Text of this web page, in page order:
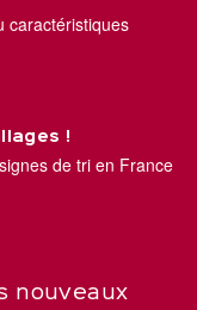
caractéristiques
!
de tri en France
nouveaux